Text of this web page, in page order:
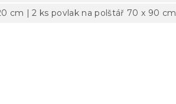
cm | 2 ks povlak na polštář 70 x 90 cm